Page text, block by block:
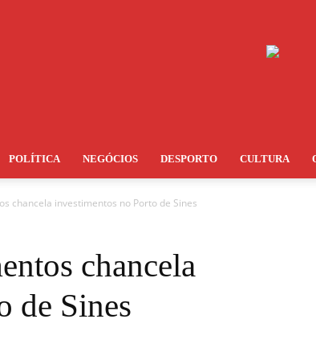
POLÍTICA NEGÓCIOS DESPORTO CULTURA
chancela investimentos no Porto de Sines
chancela
de Sines